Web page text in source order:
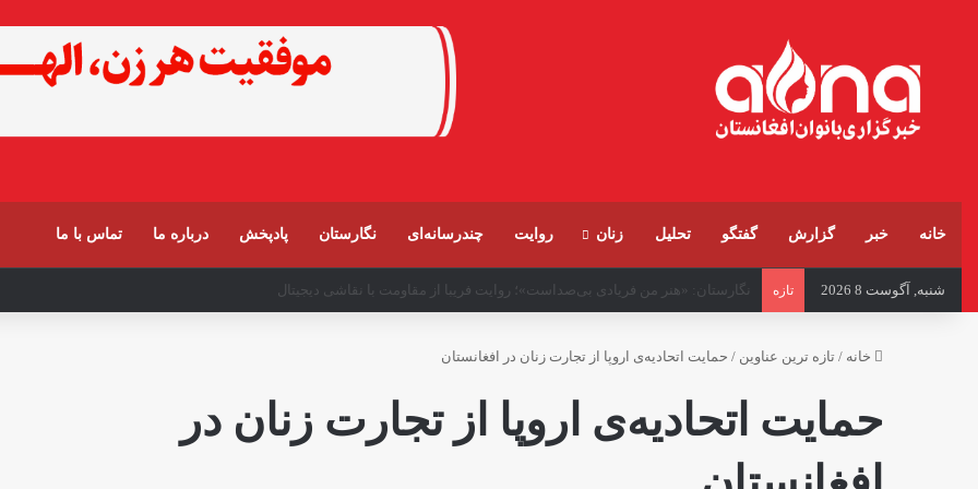
خانه خبر گزارش گفتگو تحلیل زنان روایت چندرسانه‌ای نگارستان پادپخش درباره ما تماس با ما
شنبه, آگوست 8 2026 تازه یونیسف: حمایت از زنان باردار و شیرده در افغانستان اولویت ماست
خانه / تازه ترین عناوین / حمایت اتحادیه‌ی اروپا از تجارت زنان در افغانستان
حمایت اتحادیه‌ی اروپا از تجارت زنان در